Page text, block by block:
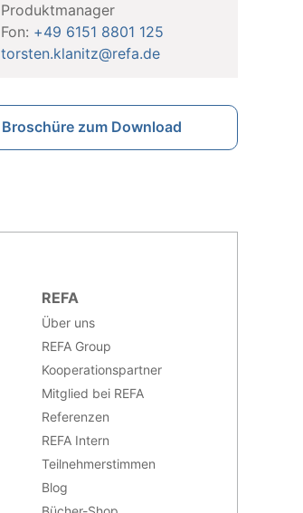
Produktmanager
Fon: +49 6151 8801 125
torsten.klanitz@refa.de
Broschüre zum Download
REFA
Über uns
REFA Group
Kooperationspartner
Mitglied bei REFA
Referenzen
REFA Intern
Teilnehmerstimmen
Blog